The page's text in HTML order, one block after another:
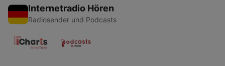
Internetradio Hören
Radiosender und Podcasts